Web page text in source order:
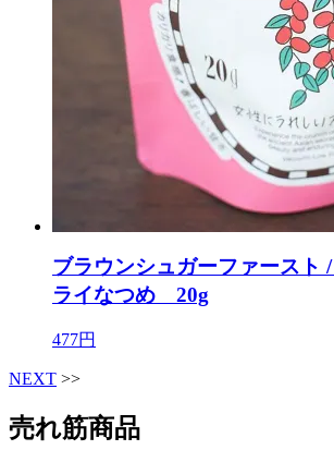
ブラウンシュガーファースト
ライなつめ 20g
477円
NEXT >>
売れ筋商品